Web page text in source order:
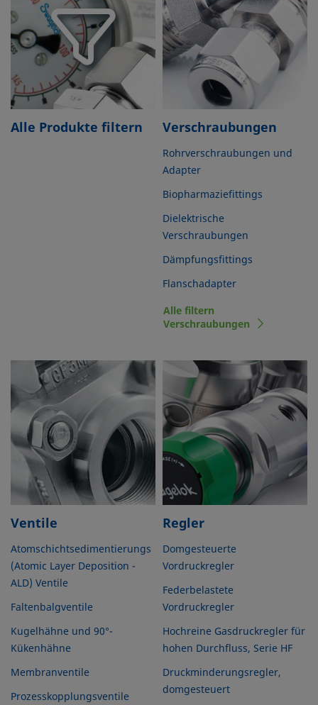
Alle Produkte filtern Verschraubungen
Rohrverschraubungen und
Adapter
Biopharmaziefittings
Dielektrische
Verschraubungen
Dämpfungsfittings
Flanschadapter
Alle filtern
Verschraubungen
Ventile
Atomschichtsedimentierungs
(Atomic Layer Deposition -
ALD) Ventile
Faltenbalgventile
Kugelhähne und 90°-
Kükenhähne
Membranventile
Prozesskopplungsventile
Regler
Domgesteuerte
Vordruckregler
Federbelastete
Vordruckregler
Hochreine Gasdruckregler für
hohen Durchfluss, Serie HF
Druckminderungsregler,
domgesteuert